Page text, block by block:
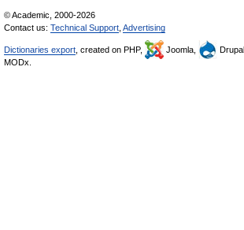
© Academic, 2000-2026
Contact us: Technical Support Advertising
Dictionaries export , created on PHP, Joomla, Drupal,
MODx.